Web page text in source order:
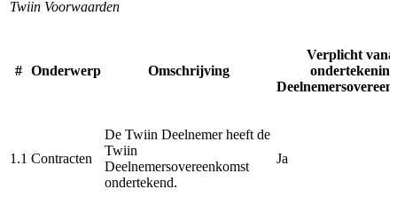
Twiin Voorwaarden
# Onderwerp Omschrijving
Verplicht
ondertekening
1.1 Contracten
De Twiin Deelnemer heeft de
Twiin
Deelnemersovereenkomst
ondertekend.
Ja